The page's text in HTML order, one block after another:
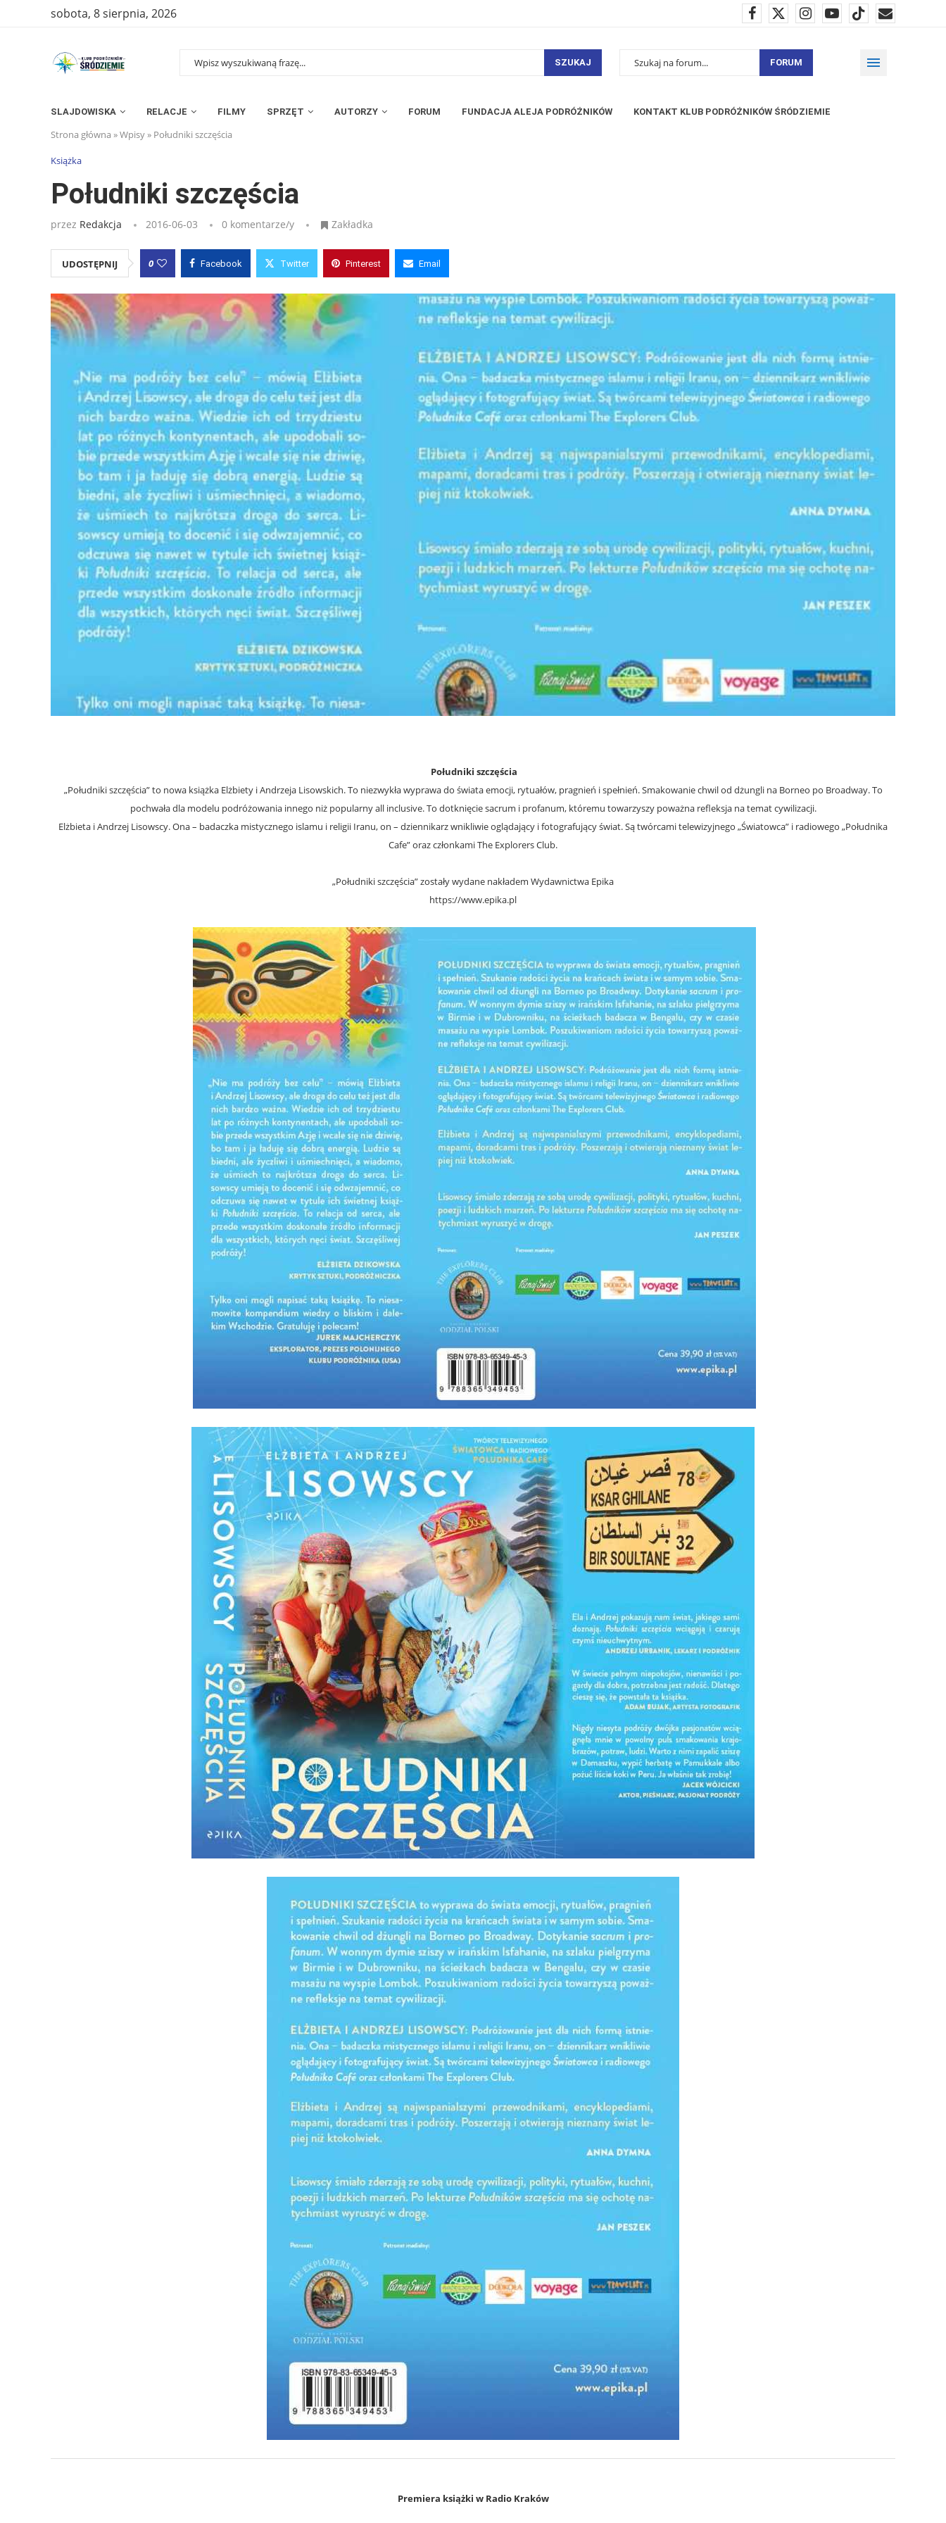
sobota, 8 sierpnia, 2026
SZUKAJ FORUM
SLAJDOWISKA RELACJE FILMY SPRZĘT AUTORZY FORUM FUNDACJA ALEJA PODRÓŻNIKÓW KONTAKT KLUB PODRÓŻNIKÓW ŚRÓDZIEMIE
Strona główna »Wpisy» Południki szczęścia
Książka
Południki szczęścia
przez Redakcja 2016-06-03 0 komentarze/y Zakładka
UDOSTĘPNIJ 0 Facebook Twitter Pinterest Email
Południki szczęścia
„Południki szczęścia”to nowa książka Elżbiety i Andrzeja Lisowskich. To niezwykła wyprawa do świata emocji, rytuałów, pragnień i spełnień. Smakowanie chwil od dżungli na Borneo po Broadway. To
pochwała dla modelu podróżowania innego niż popularny all inclusive. To dotknięcie sacrum i profanum, któremu towarzyszy poważna refleksja na temat cywilizacji.
Elżbieta i Andrzej Lisowscy. Ona – badaczka mistycznego islamu i religii Iranu, on – dziennikarz wnikliwie oglądający i fotografujący świat. Są twórcami telewizyjnego „Światowca” i radiowego „Południka
Cafe” oraz członkami The Explorers Club.
„Południki szczęścia” zostały wydane nakładem Wydawnictwa Epika
https://www.epika.pl
Premiera książki w Radio Kraków